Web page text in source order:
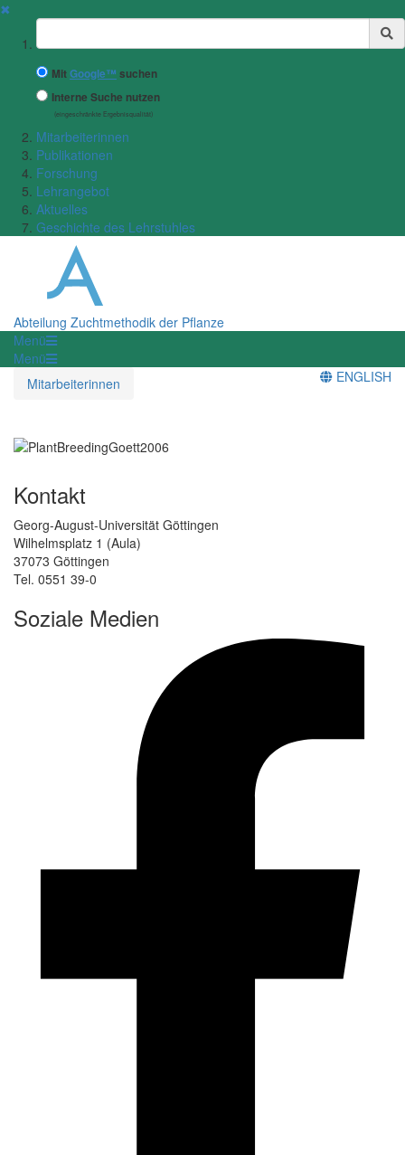
✖
Suchbegriff
MitGoogle™ suchen
Interne Suche nutzen
(eingeschränkte Ergebnisqualität)
Mitarbeiterinnen
Publikationen
Forschung
Lehrangebot
Aktuelles
Geschichte des Lehrstuhles
Abteilung Zuchtmethodik der Pflanze
Menü
Menü
Mitarbeiterinnen
ENGLISH
Kontakt
Georg-August-Universität Göttingen
Wilhelmsplatz 1 (Aula)
37073 Göttingen
Tel. 0551 39-0
Soziale Medien